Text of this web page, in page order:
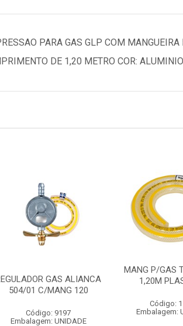
PARA GAS GLP COM
DE 1,20 METRO COR:
GAS ALIANCA
504/01 C/MANG 120
Código: 9197
Embalagem: UNIDADE
MANG P/GAS
1,20M
Código:
Embalagem: